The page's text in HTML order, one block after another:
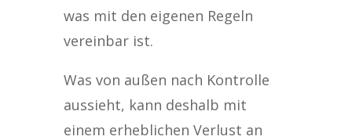
was mit den eigenen Regeln
vereinbar ist.
Was von außen nach Kontrolle
aussieht, kann deshalb mit
einem erheblichen Verlust an